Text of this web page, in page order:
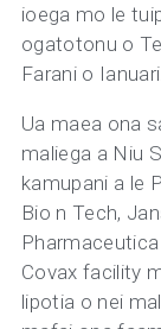
ioega mo le
ogatotonu o
Farani o Ianuari.
Ua maea ona
maliega a Niu
kamupani a le
Bio n Tech,
Covax facility
lipotia o nei